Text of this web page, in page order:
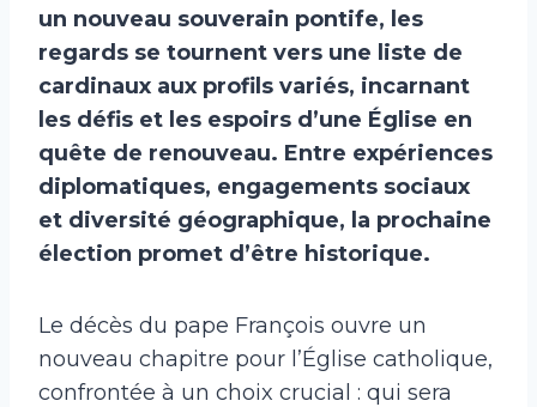
un nouveau souverain pontife, les
regards se tournent vers une liste de
cardinaux aux profils variés, incarnant
les défis et les espoirs d’une Église en
quête de renouveau. Entre expériences
diplomatiques, engagements sociaux
et diversité géographique, la prochaine
élection promet d’être historique.
Le décès du pape François ouvre un
nouveau chapitre pour l’Église catholique,
confrontée à un choix crucial : qui sera